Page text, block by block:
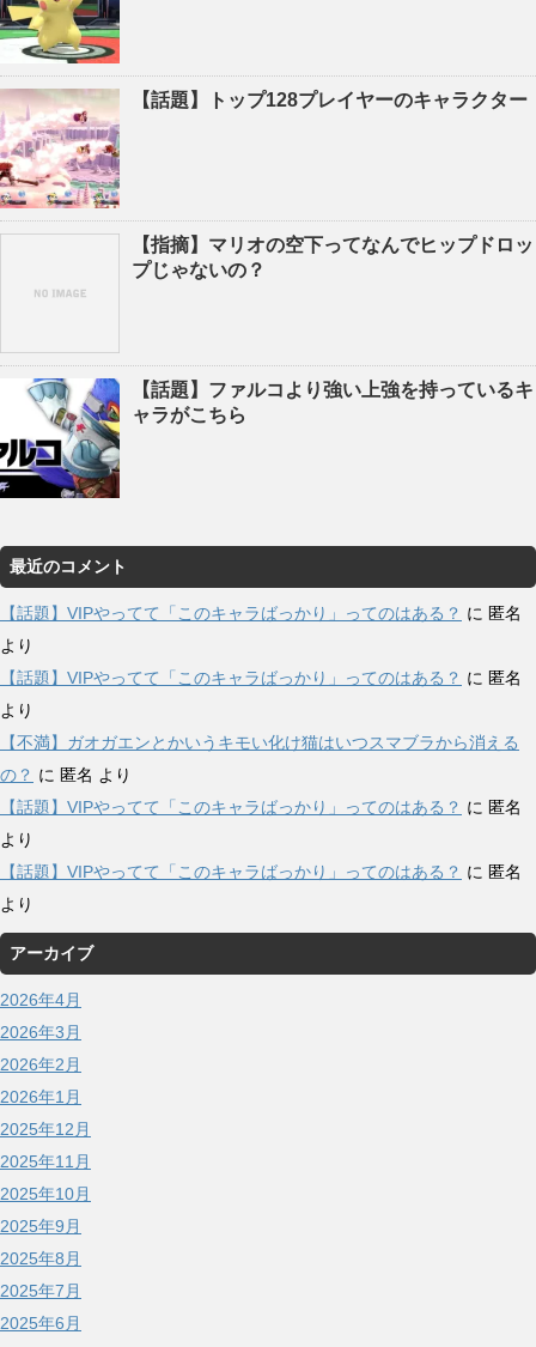
【話題】トップ128プレイヤーのキャラクター
【指摘】マリオの空下ってなんでヒップドロッ
プじゃないの？
【話題】ファルコより強い上強を持っているキ
ャラがこちら
最近のコメント
【話題】VIPやってて「このキャラばっかり」ってのはある？ に 匿名
より
【話題】VIPやってて「このキャラばっかり」ってのはある？ に 匿名
より
【不満】ガオガエンとかいうキモい化け猫はいつスマブラから消える
の？ に 匿名 より
【話題】VIPやってて「このキャラばっかり」ってのはある？ に 匿名
より
【話題】VIPやってて「このキャラばっかり」ってのはある？ に 匿名
より
アーカイブ
2026年4月
2026年3月
2026年2月
2026年1月
2025年12月
2025年11月
2025年10月
2025年9月
2025年8月
2025年7月
2025年6月